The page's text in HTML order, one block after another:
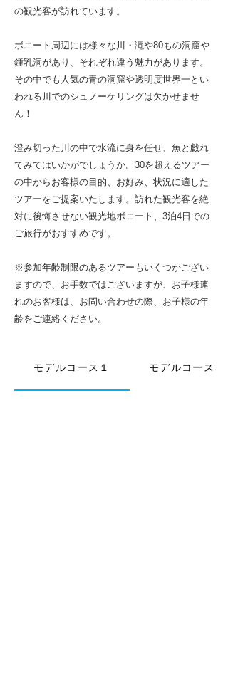
の観光客が訪れています。
ボニート周辺には様々な川・滝や80もの洞窟や
鍾乳洞があり、それぞれ違う魅力があります。
その中でも人気の青の洞窟や透明度世界一とい
われる川でのシュノーケリングは欠かせませ
ん！
澄み切った川の中で水流に身を任せ、魚と戯れ
てみてはいかがでしょうか。30を超えるツアー
の中からお客様の目的、お好み、状況に適した
ツアーをご提案いたします。訪れた観光客を絶
対に後悔させない観光地ボニート、3泊4日での
ご旅行がおすすめです。​
※参加年齢制限のあるツアーもいくつかござい
ますので、お手数ではございますが、お子様連
れのお客様は、お問い合わせの際、お子様の年
齢をご連絡ください。
モデルコース１ モデルコース２